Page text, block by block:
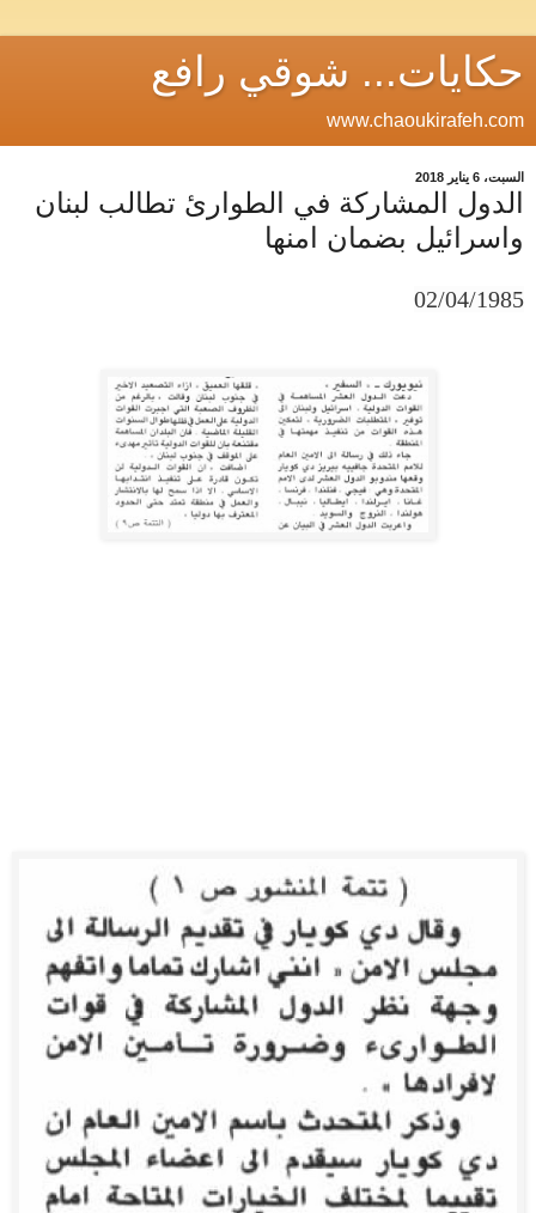
حكايات... شوقي رافع
www.chaoukirafeh.com
السبت، 6 يناير 2018
الدول المشاركة في الطوارئ تطالب لبنان
واسرائيل بضمان امنها
02/04/1985